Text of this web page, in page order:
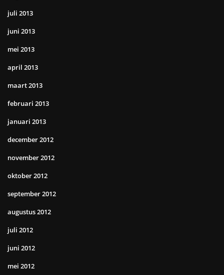
juli 2013
juni 2013
mei 2013
april 2013
maart 2013
februari 2013
januari 2013
december 2012
november 2012
oktober 2012
september 2012
augustus 2012
juli 2012
juni 2012
mei 2012